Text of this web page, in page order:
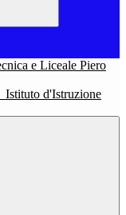
Istituto d'Istruzione